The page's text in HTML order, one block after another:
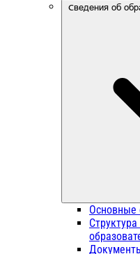
Сведения об
Основные